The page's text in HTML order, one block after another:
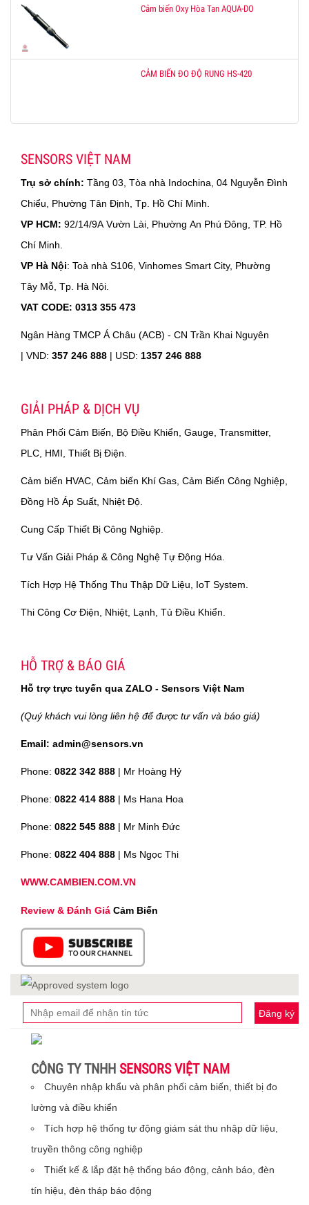
Cảm biến Oxy Hòa Tan AQUA-DO
CẢM BIẾN ĐO ĐỘ RUNG HS-420
SENSORS VIỆT NAM
Trụ sở chính: Tầng 03, Tòa nhà Indochina, 04 Nguyễn Đình
Chiểu, Phường Tân Định, Tp. Hồ Chí Minh.
VP HCM: 92/14/9A Vườn Lài, Phường An Phú Đông, TP. Hồ
Chí Minh.
VP Hà Nội: Toà nhà S106, Vinhomes Smart City, Phường
Tây Mỗ, Tp. Hà Nội.
VAT CODE: 0313 355 473
Ngân Hàng TMCP Á Châu (ACB) - CN Trần Khai Nguyên
| VND: 357 246 888 | USD: 1357 246 888
GIẢI PHÁP & DỊCH VỤ
Phân Phối Cảm Biến, Bộ Điều Khiển, Gauge, Transmitter,
PLC, HMI, Thiết Bị Điện.
Cảm biến HVAC, Cảm biến Khí Gas, Cảm Biến Công Nghiệp,
Đồng Hồ Áp Suất, Nhiệt Độ.
Cung Cấp Thiết Bị Công Nghiệp.
Tư Vấn Giải Pháp & Công Nghệ Tự Động Hóa.
Tích Hợp Hệ Thống Thu Thập Dữ Liệu, IoT System.
Thi Công Cơ Điện, Nhiệt, Lạnh, Tủ Điều Khiển.
HỖ TRỢ & BÁO GIÁ
Hỗ trợ trực tuyến qua ZALO - Sensors Việt Nam
(Quý khách vui lòng liên hệ để được tư vấn và báo giá)
Email: admin@sensors.vn
Phone: 0822 342 888 | Mr Hoàng Hỷ
Phone: 0822 414 888 | Ms Hana Hoa
Phone: 0822 545 888 | Mr Minh Đức
Phone: 0822 404 888 | Ms Ngọc Thi
WWW.CAMBIEN.COM.VN
Review & Đánh Giá Cảm Biến
Đăng ký
CÔNG TY TNHH SENSORS VIỆT NAM
Chuyên nhập khẩu và phân phối cảm biến, thiết bị đo
lường và điều khiển
Tích hợp hệ thống tự động giám sát thu nhập dữ liệu,
truyền thông công nghiệp
Thiết kế & lắp đặt hệ thống báo động, cảnh báo, đèn
tín hiệu, đèn tháp báo động